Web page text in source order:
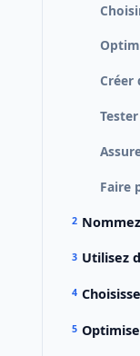
Créer
Faire
Utilisez